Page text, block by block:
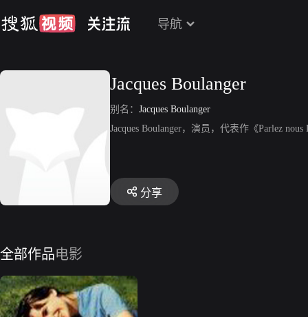
导航
Jacques Boulanger
别名： Jacques Boulanger
Jacques Boulanger，演员，代表作《Parlez nous
分享
全部作品电影